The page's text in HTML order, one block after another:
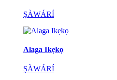
ṢÀWÁRÍ
Alaga Ikẹkọ
ṢÀWÁRÍ